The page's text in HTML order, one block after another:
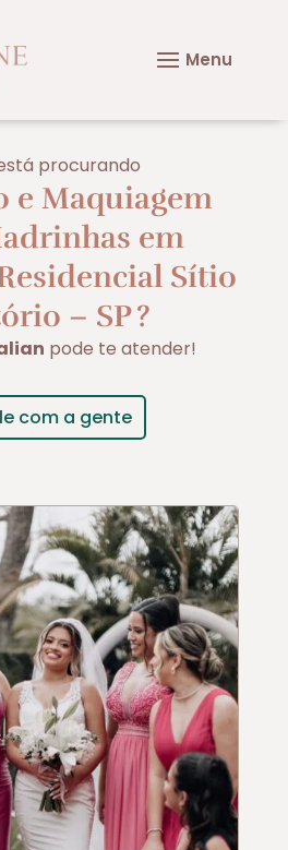
procurando
e Maquiagem
em
Sítio
– SP?
pode te atender!
com a gente